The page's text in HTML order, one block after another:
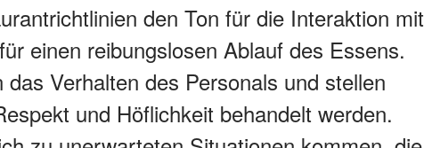
den Ton für die Interaktion mit
einen reibungslosen Ablauf des Essens.
Verhalten des Personals und stellen
und Höflichkeit behandelt werden.